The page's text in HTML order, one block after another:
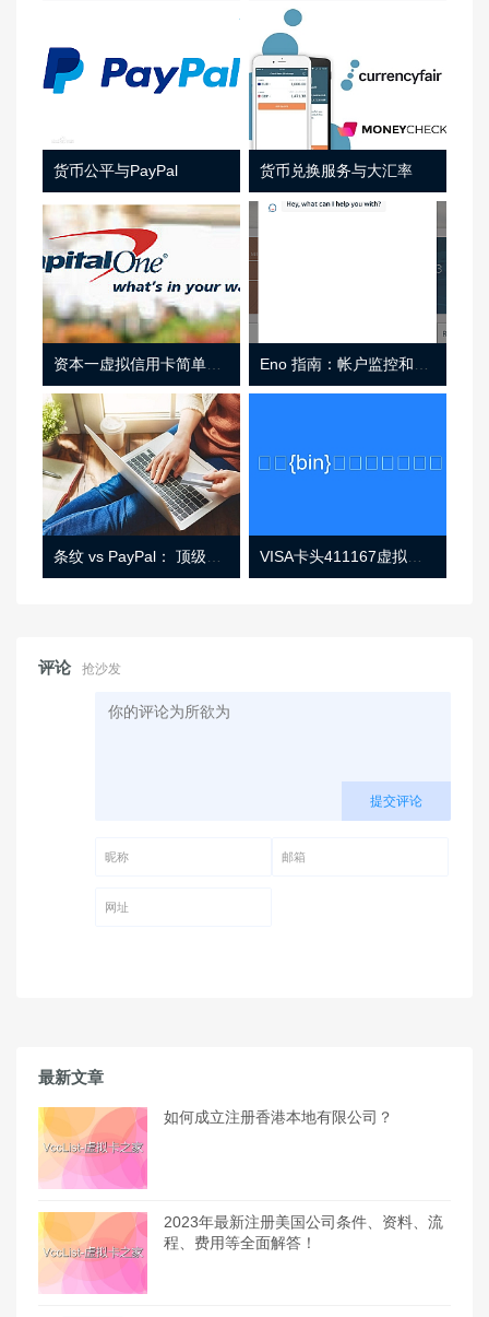
货币公平与PayPal 货币兑换服务与大汇率
资本一虚拟信用卡简单介绍
条纹 vs PayPal： 顶级功能， 定价 （和更多！ VISA卡头411167虚拟卡基础信息
评论 抢沙发
提交评论
最新文章
如何成立注册香港本地有限公司？
2023年最新注册美国公司条件、资料、流
程、费用等全面解答！